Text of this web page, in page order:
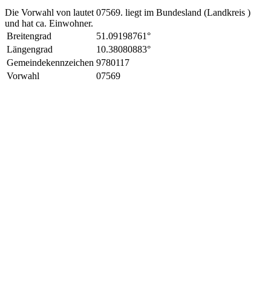
Die Vorwahl von lautet 07569. liegt im Bundesland (Landkreis )
und hat ca. Einwohner.
Breitengrad
51.09198761°
Längengrad
10.38080883°
Gemeindekennzeichen 9780117
Vorwahl
07569